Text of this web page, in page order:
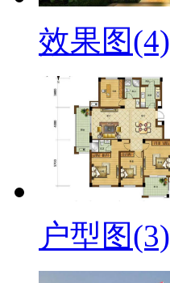
效果图(4)
户型图(3)